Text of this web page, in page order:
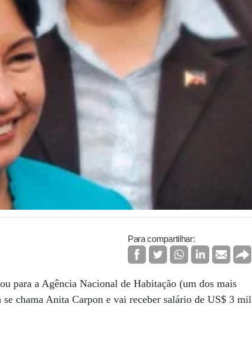
Para compartilhar:
para a Agência Nacional de Habitação (um dos mais
chama Anita Carpon e vai receber salário de US$ 3 mil